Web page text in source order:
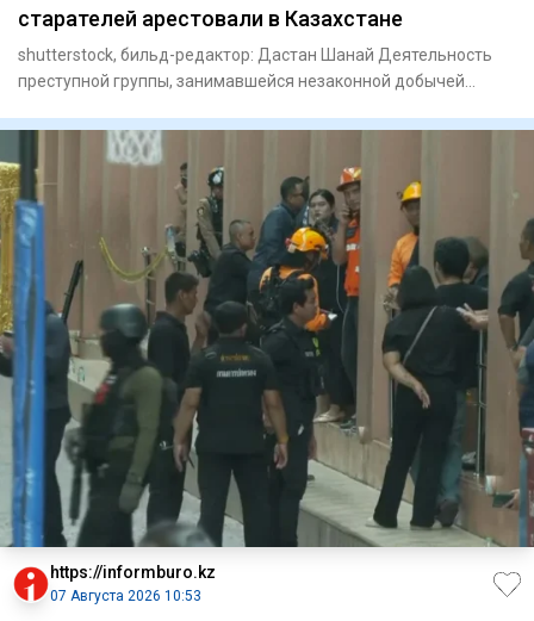
старателей арестовали в Казахстане
shutterstock, бильд-редактор: Дастан Шанай Деятельность
преступной группы, занимавшейся незаконной добычей
https://informburo.kz
07 Августа 2026 10:53